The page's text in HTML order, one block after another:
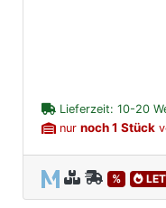
Lieferzeit: 10-20
nur noch 1 Stück
%